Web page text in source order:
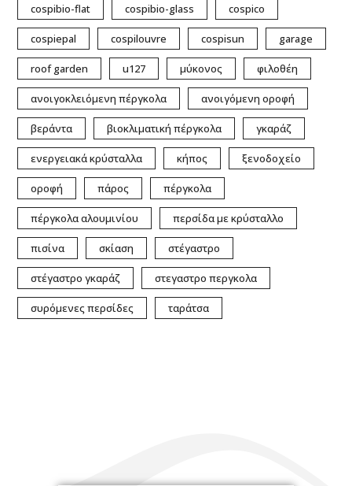
cospibio-flat cospibio-glass cospico
cospiepal cospilouvre cospisun garage
roof garden u127 μύκονος φιλοθέη
ανοιγοκλειόμενη πέργκολα ανοιγόμενη οροφή
βεράντα βιοκλιματική πέργκολα γκαράζ
ενεργειακά κρύσταλλα κήπος ξενοδοχείο
οροφή πάρος πέργκολα
πέργκολα αλουμινίου περσίδα με κρύσταλλο
πισίνα σκίαση στέγαστρο
στέγαστρο γκαράζ στεγαστρο περγκολα
συρόμενες περσίδες ταράτσα